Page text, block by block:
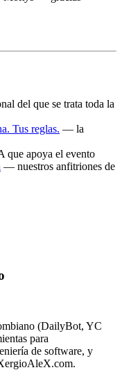
del que se trata toda la
Tus reglas. — la
apoya el evento
— nuestros anfitriones de
(DailyBot, YC
para
de software, y